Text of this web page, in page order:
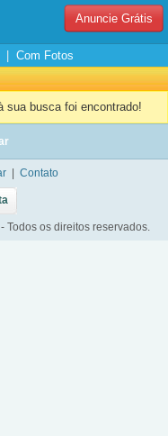
Anuncie Grátis
Com Fotos
sua busca foi encontrado!
Contato
os direitos reservados.